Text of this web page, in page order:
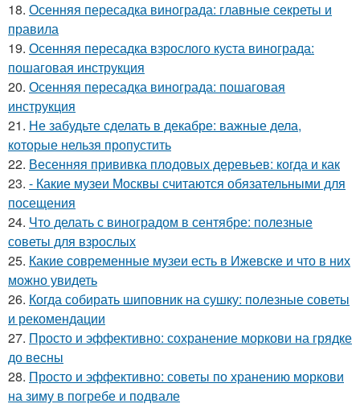
18. Осенняя пересадка винограда: главные секреты и
правила
19. Осенняя пересадка взрослого куста винограда:
пошаговая инструкция
20. Осенняя пересадка винограда: пошаговая
инструкция
21. Не забудьте сделать в декабре: важные дела,
которые нельзя пропустить
22. Весенняя прививка плодовых деревьев: когда и как
23. - Какие музеи Москвы считаются обязательными для
посещения
24. Что делать с виноградом в сентябре: полезные
советы для взрослых
25. Какие современные музеи есть в Ижевске и что в них
можно увидеть
26. Когда собирать шиповник на сушку: полезные советы
и рекомендации
27. Просто и эффективно: сохранение моркови на грядке
до весны
28. Просто и эффективно: советы по хранению моркови
на зиму в погребе и подвале